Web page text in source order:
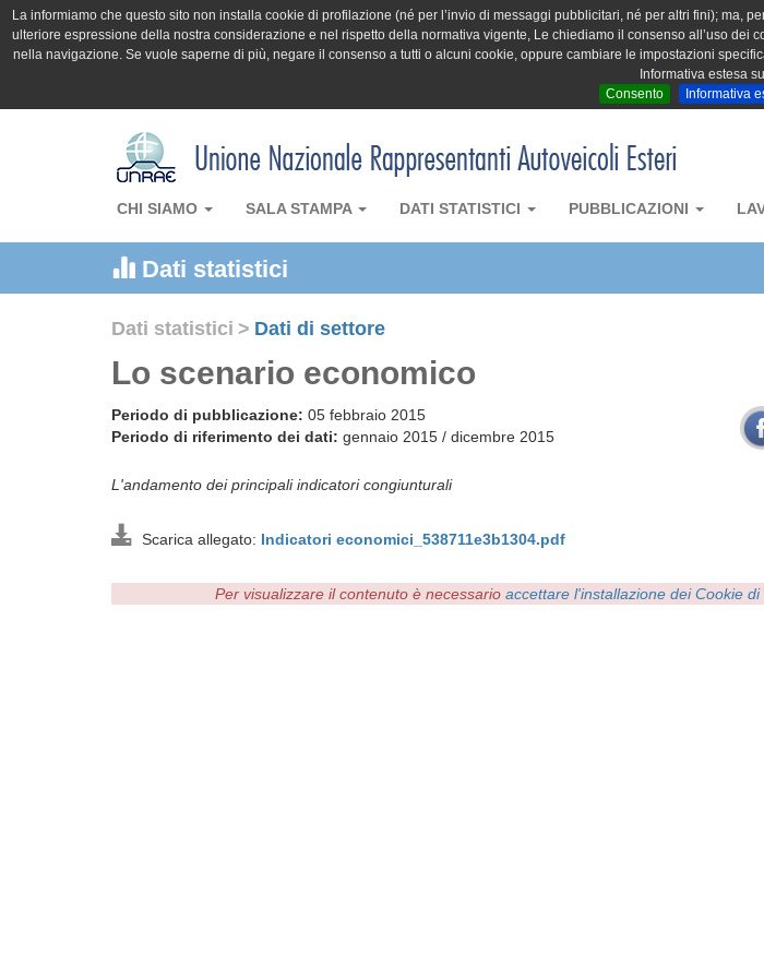
La informiamo che questo sito non installa cookie di profilazione (né per l’invio di messaggi pubblicitari, né per altri fini);
ulteriore espressione della nostra considerazione e nel rispetto della normativa vigente, Le chiediamo il consenso all’uso dei
nella navigazione. Se vuole saperne di più, negare il consenso a tutti o alcuni cookie, oppure cambiare le impostazioni
Informativa estesa
Consento
Informativa
CHI SIAMO SALA STAMPA DATI STATISTICI PUBBLICAZIONI
Dati statistici
Dati statistici > Dati di settore
Lo scenario economico
Periodo di pubblicazione: 05 febbraio 2015
Periodo di riferimento dei dati: gennaio 2015 / dicembre 2015
L'andamento dei principali indicatori congiunturali
Scarica allegato: Indicatori economici_538711e3b1304.pdf
Per visualizzare il contenuto è necessario accettare l'installazione dei Cookie di